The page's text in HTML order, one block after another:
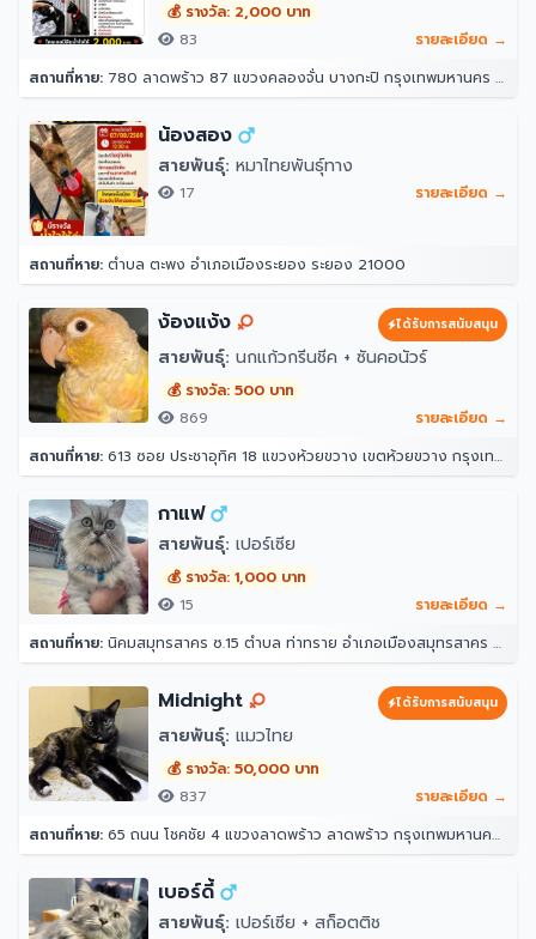
💰 รางวัล: 2,000 บาท
83
รายละเอียด →
สถานที่หาย: 780 ลาดพร้าว 87 แขวงคลองจั่น บางกะปิ กรุงเทพมหานคร 10240
น้องสอง
สายพันธุ์: หมาไทยพันธุ์ทาง
17 รายละเอียด →
สถานที่หาย: ตำบล ตะพง อำเภอเมืองระยอง ระยอง 21000
ง้องแง้ง ได้รับการสนับสนุน
สายพันธุ์: นกแก้วกรีนชีค + ซันคอนัวร์
💰 รางวัล: 500 บาท
869
รายละเอียด →
สถานที่หาย: 613 ซอย ประชาอุทิศ 18 แขวงห้วยขวาง เขตห้วยขวาง กรุงเทพมหานคร 10310
กาแฟ
สายพันธุ์: เปอร์เซีย
💰 รางวัล: 1,000 บาท
15
รายละเอียด →
สถานที่หาย: นิคมสมุทรสาคร ซ.15 ตำบล ท่าทราย อำเภอเมืองสมุทรสาคร สมุทรสาคร 74000
Midnight ได้รับการสนับสนุน
สายพันธุ์: แมวไทย
💰 รางวัล: 50,000 บาท
837
รายละเอียด →
สถานที่หาย: 65 ถนน โชคชัย 4 แขวงลาดพร้าว ลาดพร้าว กรุงเทพมหานคร 10230
เบอร์ดี้
สายพันธุ์: เปอร์เซีย + สก็อตติช